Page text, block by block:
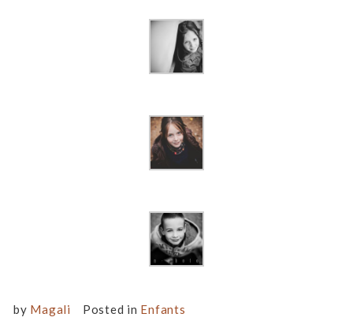
by Magali Posted in Enfants